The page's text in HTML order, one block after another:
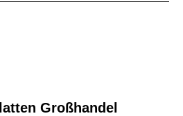
Großhandel